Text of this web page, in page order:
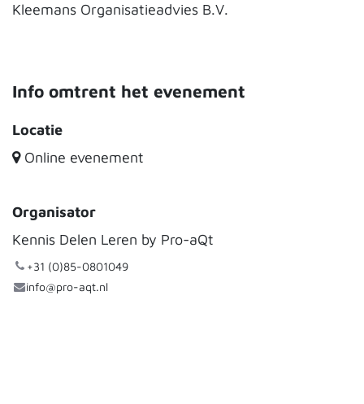
Kleemans Organisatieadvies B.V.
Info omtrent het evenement
Locatie
Online evenement
Organisator
Kennis Delen Leren by Pro-aQt
+31 (0)85-0801049
info@pro-aqt.nl